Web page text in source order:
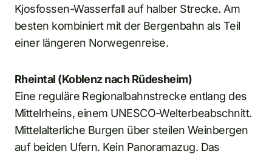
Kjosfossen-Wasserfall auf halber Strecke. Am
besten kombiniert mit der Bergenbahn als Teil
einer längeren Norwegenreise.
Rheintal (Koblenz nach Rüdesheim)
Eine reguläre Regionalbahnstrecke entlang des
Mittelrheins, einem UNESCO-Welterbeabschnitt.
Mittelalterliche Burgen über steilen Weinbergen
auf beiden Ufern. Kein Panoramazug. Das